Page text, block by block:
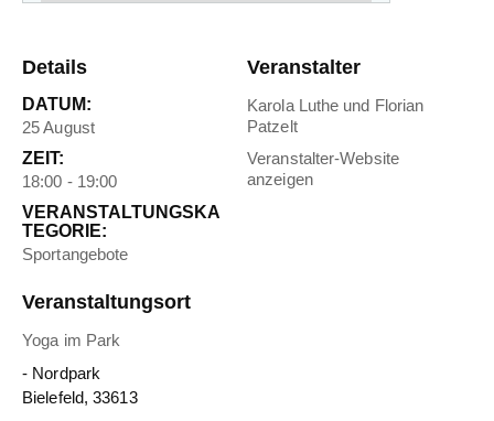
Details
DATUM:
25 August
ZEIT:
18:00 - 19:00
VERANSTALTUNGSKA
TEGORIE:
Sportangebote
Veranstaltungsort
Yoga im Park
- Nordpark
Bielefeld, 33613
Veranstalter
Karola Luthe und Florian
Patzelt
Veranstalter-Website
anzeigen